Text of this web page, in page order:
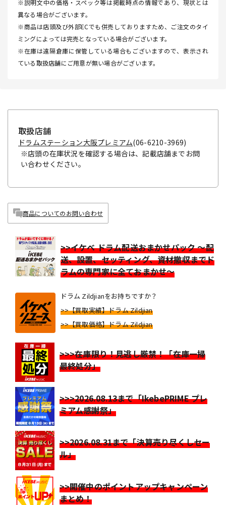
※説明文中の価格・スペック等は掲載時点の情報であり、現状とは
異なる場合がございます。
※商品は店頭及び外部ECでも併売しておりますため、ご注文のタイ
ミングによっては完売となっている場合がございます。
※在庫は遠隔倉庫に保管している場合もございますので、表示され
ている取扱店舗にご用意が無い場合がございます。
取扱店舗
ドラムステーション大阪プレミアム(06-6210-3969)
※店頭の在庫状況を確認する場合は、記載店舗までお問
い合わせください。
商品についてのお問い合わせ
>>イケベ ドラム配送おまかせパック ～配
送、設置、セッティング、資材撤収までド
ラムの専門家に全ておまかせ～
ドラム Zildjianをお持ちですか？
>>【買取実績】ドラム Zildjian
>>【買取価格】ドラム Zildjian
>>>在庫限り！見逃し厳禁！「在庫一掃
最終処分」
>>>2026.08.13まで「IkebePRIME プレ
ミアム感謝祭」
>>2026.08.31まで「決算売り尽くしセー
ル」
>>開催中のポイントアップキャンペーン
まとめ！